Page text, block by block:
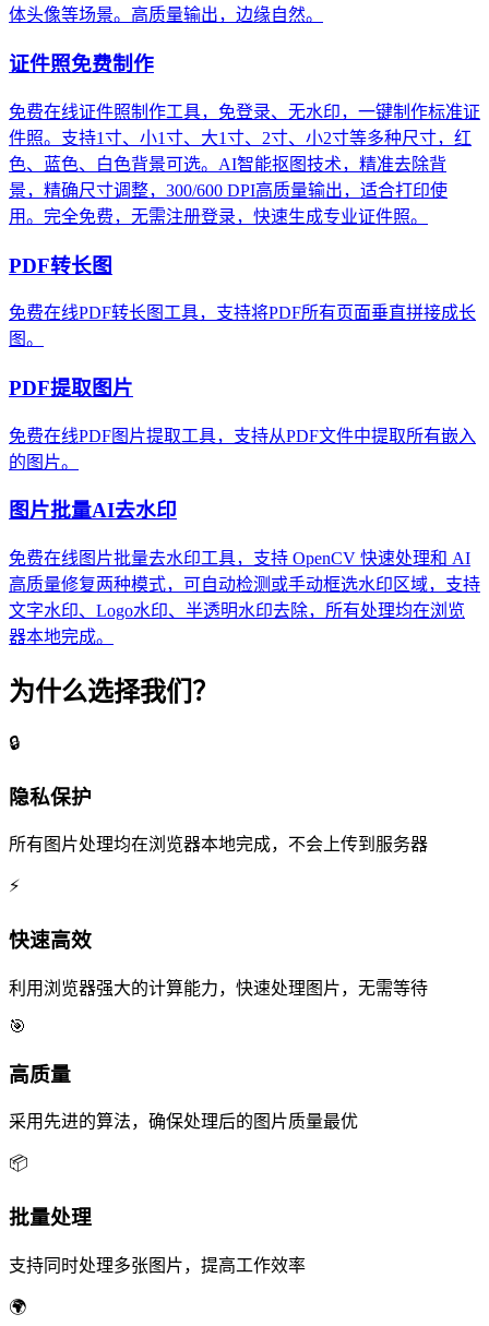
体头像等场景。高质量输出，边缘自然。
证件照免费制作
免费在线证件照制作工具，免登录、无水印，一键制作标准证
件照。支持1寸、小1寸、大1寸、2寸、小2寸等多种尺寸，红
色、蓝色、白色背景可选。AI智能抠图技术，精准去除背
景，精确尺寸调整，300/600 DPI高质量输出，适合打印使
用。完全免费，无需注册登录，快速生成专业证件照。
PDF转长图
免费在线PDF转长图工具，支持将PDF所有页面垂直拼接成长
图。
PDF提取图片
免费在线PDF图片提取工具，支持从PDF文件中提取所有嵌入
的图片。
图片批量AI去水印
免费在线图片批量去水印工具，支持 OpenCV 快速处理和 AI
高质量修复两种模式，可自动检测或手动框选水印区域，支持
文字水印、Logo水印、半透明水印去除，所有处理均在浏览
器本地完成。
为什么选择我们？
🔒
隐私保护
所有图片处理均在浏览器本地完成，不会上传到服务器
⚡
快速高效
利用浏览器强大的计算能力，快速处理图片，无需等待
🎯
高质量
采用先进的算法，确保处理后的图片质量最优
📦
批量处理
支持同时处理多张图片，提高工作效率
🌍